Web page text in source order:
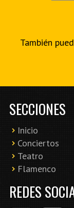
También
SECCIONES
Inicio
Conciertos
Teatro
Flamenco
REDES